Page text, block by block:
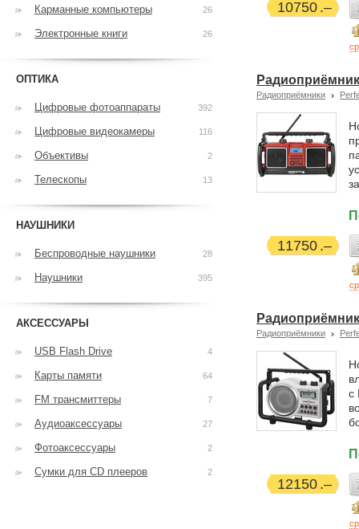
10750
Радиоприёмники
11750
Радиоприёмники
с
12150
Карманные компьютеры 26
Электронные книги 26
ОПТИКА
Цифровые фотоаппараты 392
Цифровые видеокамеры 116
Объективы 2
Телескопы 13
НАУШНИКИ
Беспроводные наушники 28
Наушники 395
АКСЕССУАРЫ
USB Flash Drive 4
Карты памяти 64
FM трансмиттеры 7
Аудиоаксессуары 27
Фотоаксессуары 2
Сумки для CD плееров 2